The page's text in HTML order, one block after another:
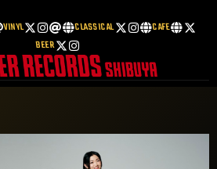
VINYL CLASSICAL
CAFE
BEER